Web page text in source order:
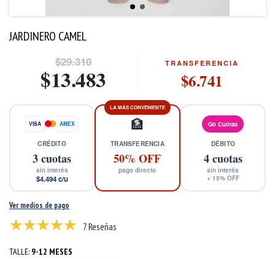
JARDINERO CAMEL
$29.310
$13.483
TRANSFERENCIA
$6.741
VISA AMEX
CRÉDITO
3cuotas
sin interés
$4.494c/u
LA MÁS CONVENIENTE
🏦
TRANSFERENCIA
50% OFF
pago directo
Go Cuotas
DÉBITO
4cuotas
sin interés
+ 15% OFF
Ver medios de pago
7 Reseñas
TALLE: 9-12 MESES